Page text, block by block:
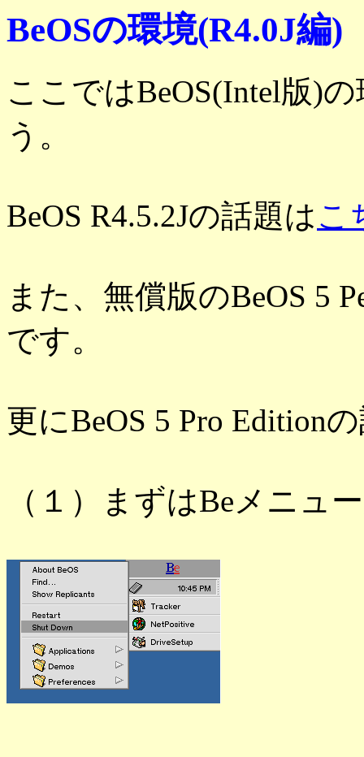
BeOSの環境(R4.0J編)
ここではBeOS(Intel版)
う。
BeOS R4.5.2Jの話題はこ
また、無償版のBeOS 5
です。
更にBeOS 5 Pro Edition
（１）まずはBeメニュ